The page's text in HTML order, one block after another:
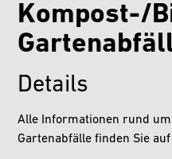
Wohnen & Leben
Freizeit & Kultur
Stadt & Zukunft
Wirtschaft &
Kompost-/
Details
Alle Informationen rund
Gartenabfälle finden Sie